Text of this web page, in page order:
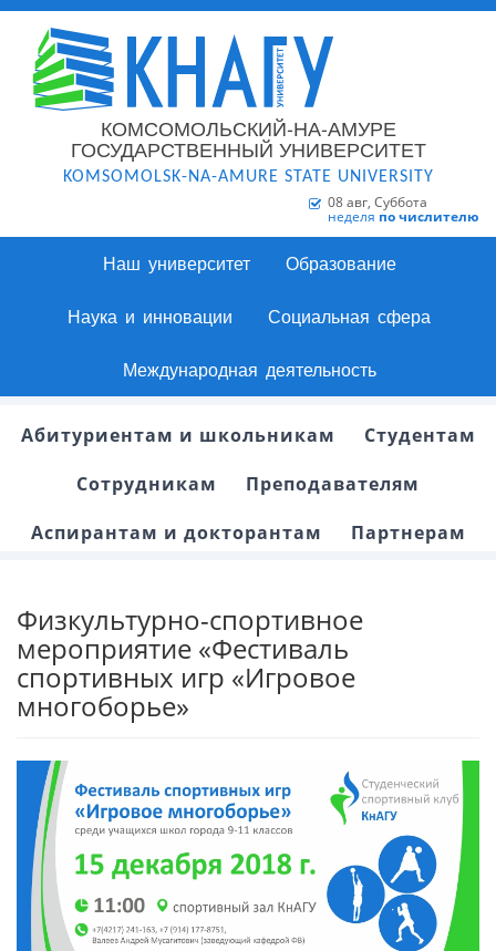
КОМСОМОЛЬСКИЙ-НА-АМУРЕ
ГОСУДАРСТВЕННЫЙ УНИВЕРСИТЕТ
KOMSOMOLSK-NA-AMURE STATE UNIVERSITY
08 авг, Суббота
неделя по числителю
Наш университет Образование
Наука и инновации Социальная сфера
Международная деятельность
Абитуриентам и школьникам
Студентам
Сотрудникам
Преподавателям
Аспирантам и докторантам
Партнерам
Физкультурно-спортивное
мероприятие «Фестиваль
спортивных игр «Игровое
многоборье»